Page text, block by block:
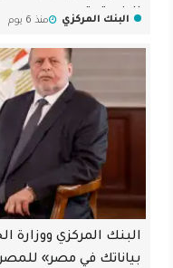
الإفريقية
البنك المركزي منذ 6 يوم
البنك المركزي ووزارة
بياناتك في مصر»